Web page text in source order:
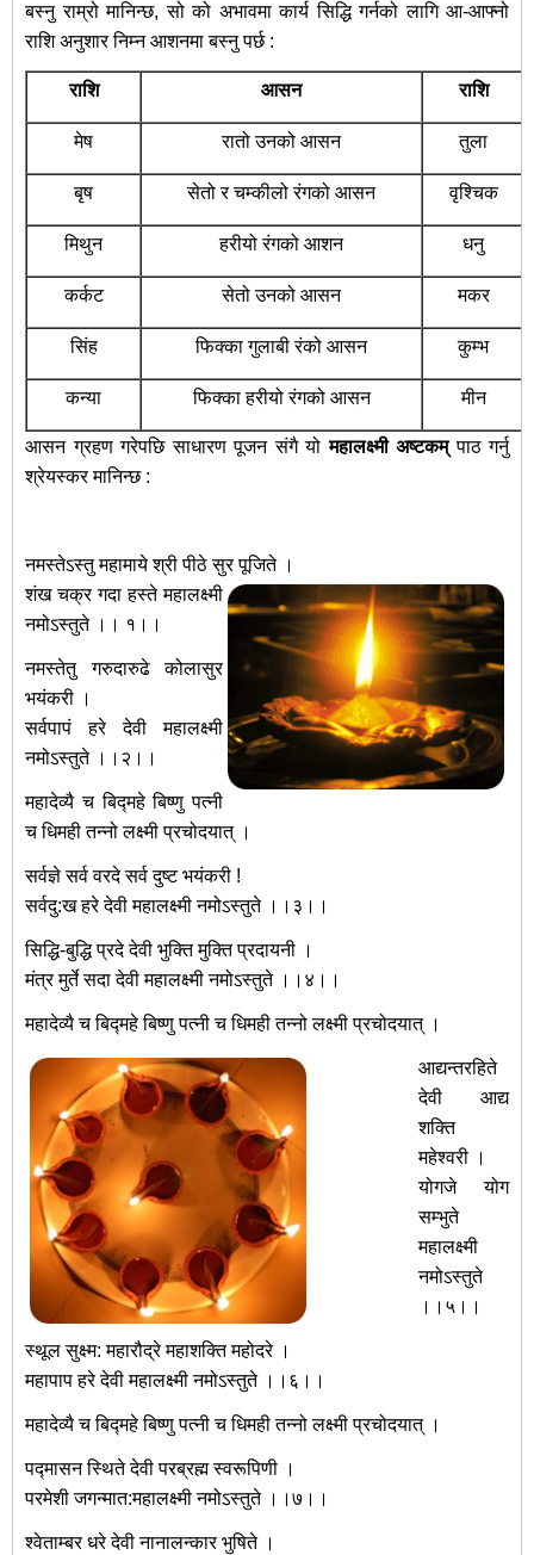
बस्नु राम्रो मानिन्छ, सो को अभावमा कार्य सिद्धि गर्नको लागि आ-आफ्नो
राशि अनुशार निम्न आशनमा बस्नु पर्छ :
राशि आसन राशि
मेष रातो उनको आसन तुला
बृष सेतो र चम्कीलो रंगको आसन वृश्चिक
मिथुन हरीयो रंगको आशन धनु
कर्कट सेतो उनको आसन मकर
सिंह फिक्का गुलाबी रंको आसन कुम्भ
कन्या फिक्का हरीयो रंगको आसन मीन
आसन ग्रहण गरेपछि साधारण पूजन संगै योमहालक्ष्मी अष्टकम्‌पाठ गर्नु
श्रेयस्कर मानिन्छ :
नमस्तेऽस्तु महामाये श्री पीठे सुर पूजिते ।
शंख चक्र गदा हस्ते महालक्ष्मी
नमोऽस्तुते ।। १।।
नमस्तेतु गरुदारुढे कोलासुर
भयंकरी ।
सर्वपापं हरे देवी महालक्ष्मी
नमोऽस्तुते ।।२।।
महादेव्यै च बिद्महे बिष्णु पत्नी
च धिमही तन्नो लक्ष्मी प्रचोदयात् ।
सर्वज्ञे सर्व वरदे सर्व दुष्ट भयंकरी !
सर्वदु:ख हरे देवी महालक्ष्मी नमोऽस्तुते ।।३।।
सिद्धि-बुद्धि प्रदे देवी भुक्ति मुक्ति प्रदायनी ।
मंत्र मुर्ते सदा देवी महालक्ष्मी नमोऽस्तुते ।।४।।
महादेव्यै च बिद्महे बिष्णु पत्नी च धिमही तन्नो लक्ष्मी प्रचोदयात् ।
आद्यन्तरहिते
देवी आद्य
शक्ति
महेश्वरी ।
योगजे योग
सम्भुते
महालक्ष्मी
नमोऽस्तुते
।।५।।
स्थूल सुक्ष्म: महारौद्रे महाशक्ति महोदरे ।
महापाप हरे देवी महालक्ष्मी नमोऽस्तुते ।।६।।
महादेव्यै च बिद्महे बिष्णु पत्नी च धिमही तन्नो लक्ष्मी प्रचोदयात् ।
पद्मासन स्थिते देवी परब्रह्म स्वरूपिणी ।
परमेशी जगन्मात:महालक्ष्मी नमोऽस्तुते ।।७।।
श्वेताम्बर धरे देवी नानालन्कार भुषिते ।